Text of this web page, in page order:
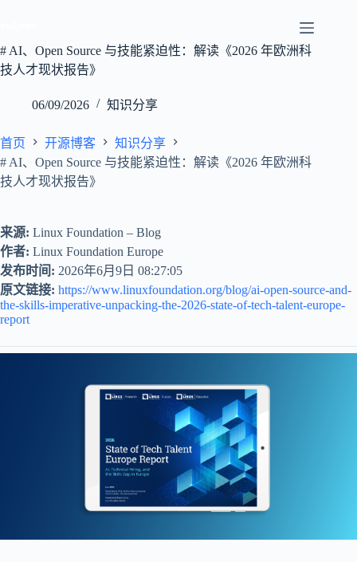
内
容
# AI、Open Source 与技能紧迫性：解读《2026 年欧洲科
技人才现状报告》
06/09/2026 知识分享
首页 开源博客
知识分享
# AI、Open Source 与技能紧迫性：解读《2026 年欧洲科
技人才现状报告》
来源: Linux Foundation – Blog
作者: Linux Foundation Europe
发布时间: 2026年6月9日 08:27:05
原文链接: https://www.linuxfoundation.org/blog/ai-open-source-and-
the-skills-imperative-unpacking-the-2026-state-of-tech-talent-europe-
report